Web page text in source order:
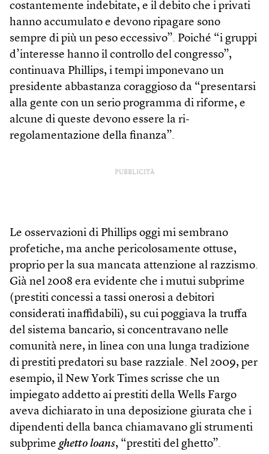
costantemente indebitate, e il debito che i privati
hanno accumulato e devono ripagare sono
sempre di più un peso eccessivo”. Poiché “i gruppi
d’interesse hanno il controllo del congresso”,
continuava Phillips, i tempi imponevano un
presidente abbastanza coraggioso da “presentarsi
alla gente con un serio programma di riforme, e
alcune di queste devono essere la ri-
regolamentazione della finanza”.
PUBBLICITÀ
Le osservazioni di Phillips oggi mi sembrano
profetiche, ma anche pericolosamente ottuse,
proprio per la sua mancata attenzione al razzismo.
Già nel 2008 era evidente che i mutui subprime
(prestiti concessi a tassi onerosi a debitori
considerati inaffidabili), su cui poggiava la truffa
del sistema bancario, si concentravano nelle
comunità nere, in linea con una lunga tradizione
di prestiti predatori su base razziale. Nel 2009, per
esempio, il New York Times scrisse che un
impiegato addetto ai prestiti della Wells Fargo
aveva dichiarato in una deposizione giurata che i
dipendenti della banca chiamavano gli strumenti
subprime ghetto loans, “prestiti del ghetto”.